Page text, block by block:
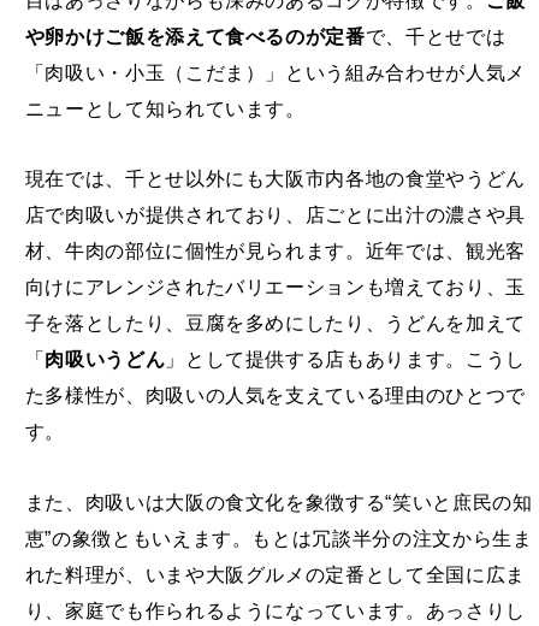
や卵かけご飯を添えて食べるのが定番で、千とせでは
「肉吸い・小玉（こだま）」という組み合わせが人気メ
ニューとして知られています。
現在では、千とせ以外にも大阪市内各地の食堂やうどん
店で肉吸いが提供されており、店ごとに出汁の濃さや具
材、牛肉の部位に個性が見られます。近年では、観光客
向けにアレンジされたバリエーションも増えており、玉
子を落としたり、豆腐を多めにしたり、うどんを加えて
「 肉吸いうどん 」として提供する店もあります。こうし
た多様性が、肉吸いの人気を支えている理由のひとつで
す。
また、肉吸いは大阪の食文化を象徴する“笑いと庶民の知
恵”の象徴ともいえます。もとは冗談半分の注文から生ま
れた料理が、いまや大阪グルメの定番として全国に広ま
り、家庭でも作られるようになっています。あっさりし